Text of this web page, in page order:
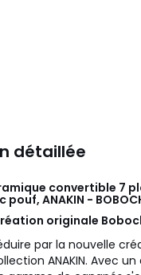
détaillée
convertible 7
ANAKIN -
originale
par la nouvelle
ANAKIN. Avec